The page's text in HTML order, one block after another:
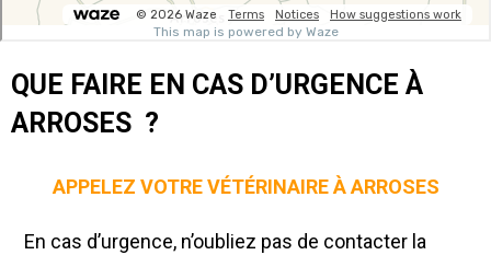
QUE FAIRE EN CAS D’URGENCE À
ARROSES ?
APPELEZ VOTRE VÉTÉRINAIRE À ARROSES
En cas d’urgence, n’oubliez pas de contacter la